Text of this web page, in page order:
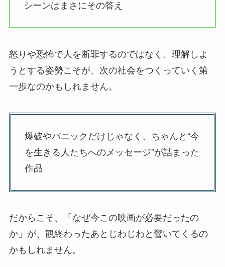
シーンはまさにその答え
怒りや恐怖で人を断罪するのではなく、理解しよ
うとする姿勢こそが、次の社会をつくっていく第
一歩なのかもしれません。
爆破やパニックだけじゃなく、ちゃんと“今
を生きる人たちへのメッセージ”が詰まった
作品
だからこそ、「なぜ今この映画が必要だったの
か」が、観終わったあとじわじわと響いてくるの
かもしれません。